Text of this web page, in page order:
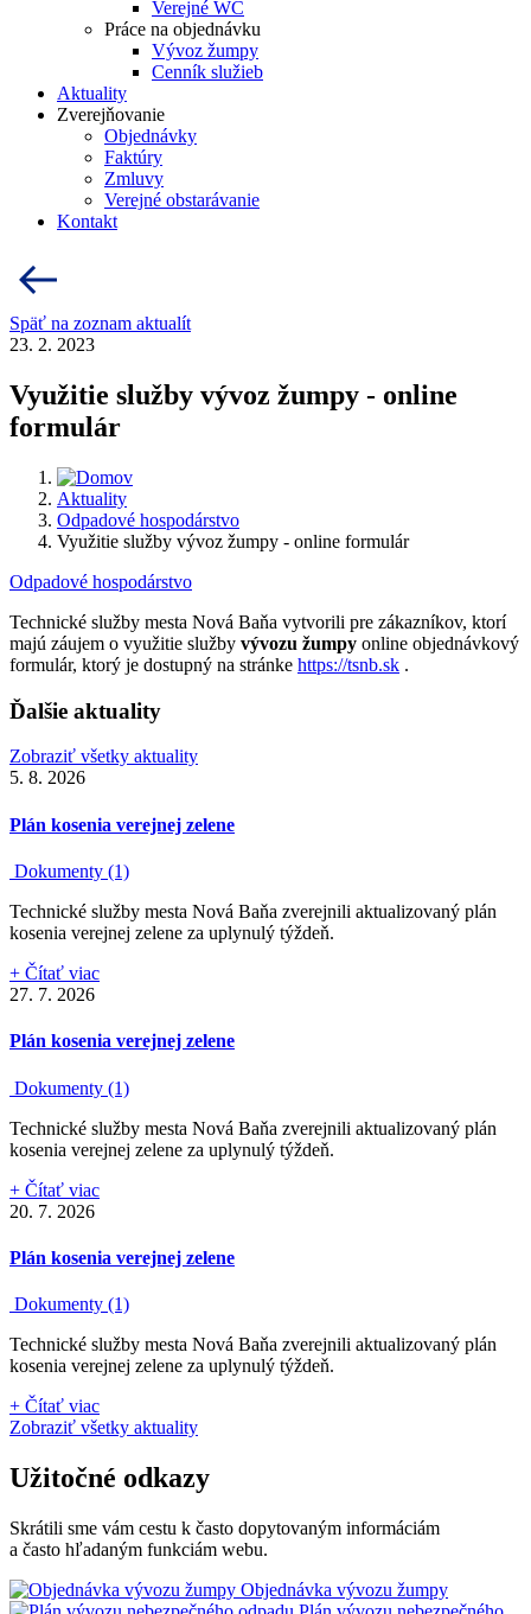
Verejné WC
Práce na objednávku
Vývoz žumpy
Cenník služieb
Aktuality
Zverejňovanie
Objednávky
Faktúry
Zmluvy
Verejné obstarávanie
Kontakt
Späť na zoznam aktualít
23. 2. 2023
Využitie služby vývoz žumpy - online
formulár
Aktuality
Odpadové hospodárstvo
Využitie služby vývoz žumpy - online formulár
Odpadové hospodárstvo
Technické služby mesta Nová Baňa vytvorili pre zákazníkov, ktorí
majú záujem o využitie služby vývozu žumpy online objednávkový
formulár, ktorý je dostupný na stránke https://tsnb.sk .
Ďalšie aktuality
Zobraziť všetky aktuality
5. 8. 2026
Plán kosenia verejnej zelene
Dokumenty (1)
Technické služby mesta Nová Baňa zverejnili aktualizovaný plán
kosenia verejnej zelene za uplynulý týždeň.
+ Čítať viac
27. 7. 2026
Plán kosenia verejnej zelene
Dokumenty (1)
Technické služby mesta Nová Baňa zverejnili aktualizovaný plán
kosenia verejnej zelene za uplynulý týždeň.
+ Čítať viac
20. 7. 2026
Plán kosenia verejnej zelene
Dokumenty (1)
Technické služby mesta Nová Baňa zverejnili aktualizovaný plán
kosenia verejnej zelene za uplynulý týždeň.
+ Čítať viac
Zobraziť všetky aktuality
Užitočné odkazy
Skrátili sme vám cestu k často dopytovaným informáciám
a často hľadaným funkciám webu.
Objednávka vývozu žumpy